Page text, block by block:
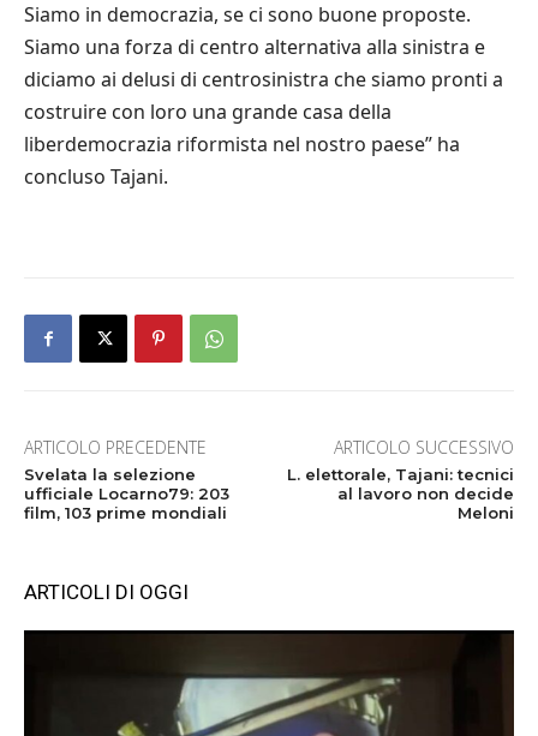
Siamo in democrazia, se ci sono buone proposte.
Siamo una forza di centro alternativa alla sinistra e
diciamo ai delusi di centrosinistra che siamo pronti a
costruire con loro una grande casa della
liberdemocrazia riformista nel nostro paese” ha
concluso Tajani.
ARTICOLO PRECEDENTE
Svelata la selezione
ufficiale Locarno79: 203
film, 103 prime mondiali
ARTICOLO SUCCESSIVO
L. elettorale, Tajani: tecnici
al lavoro non decide
Meloni
ARTICOLI DI OGGI